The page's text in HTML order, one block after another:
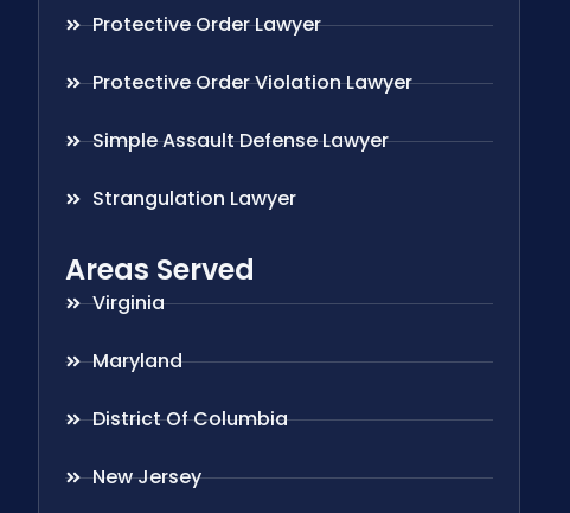
Protective Order Lawyer
Protective Order Violation Lawyer
Simple Assault Defense Lawyer
Strangulation Lawyer
Areas Served
Virginia
Maryland
District Of Columbia
New Jersey